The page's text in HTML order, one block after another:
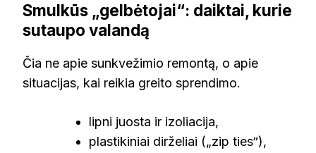
Smulkūs „gelbėtojai“: daiktai, kurie
sutaupo valandą
Čia ne apie sunkvežimio remontą, o apie
situacijas, kai reikia greito sprendimo.
lipni juosta ir izoliacija,
plastikiniai dirželiai („zip ties“),